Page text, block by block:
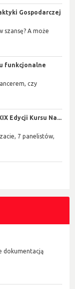
Gospodarczej
szansę? A może
funkcjonalne
czy
Edycji Kursu Na...
7 panelistów,
dokumentacją